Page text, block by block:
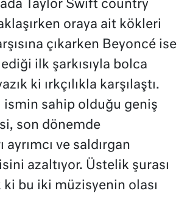
Taylor Swift country
oraya ait kökleri
çıkarken Beyoncé ise
ilk şarkısıyla bolca
ki ırkçılıkla karşılaştı.
ismin sahip olduğu geniş
son dönemde
ayrımcı ve saldırgan
azaltıyor. Üstelik şurası
bu iki müzisyenin olası